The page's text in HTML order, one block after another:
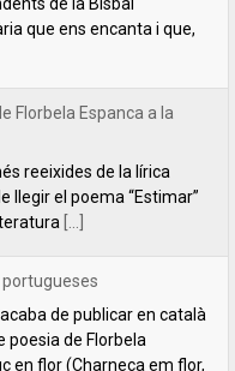
Florbela Espanca a la
reeixides de la lírica
llegir el poema “Estimar”
[...]
de publicar en català
poesia de Florbela
en flor (Charneca em flor,
el[...]